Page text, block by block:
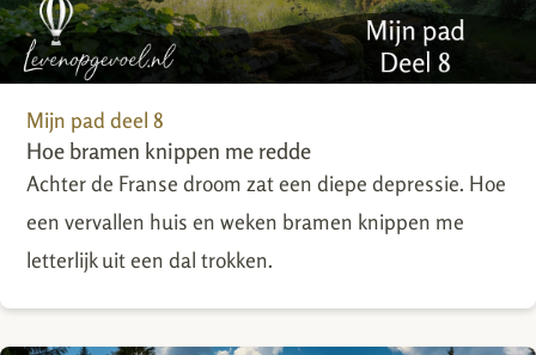
Mijn pad deel 8
Hoe bramen knippen me redde
Achter de Franse droom zat een diepe depressie. Hoe
een vervallen huis en weken bramen knippen me
letterlijk uit een dal trokken.